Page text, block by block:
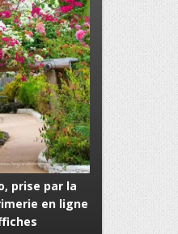
prise par la
en ligne